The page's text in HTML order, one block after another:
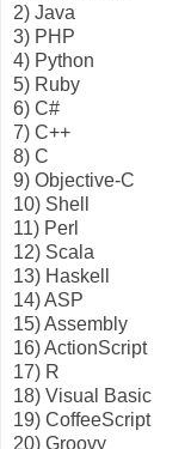
2) Java
3) PHP
4) Python
5) Ruby
6) C#
7) C++
8) C
9) Objective-C
10) Shell
11) Perl
12) Scala
13) Haskell
14) ASP
15) Assembly
16) ActionScript
17) R
18) Visual Basic
19) CoffeeScript
20) Groovy